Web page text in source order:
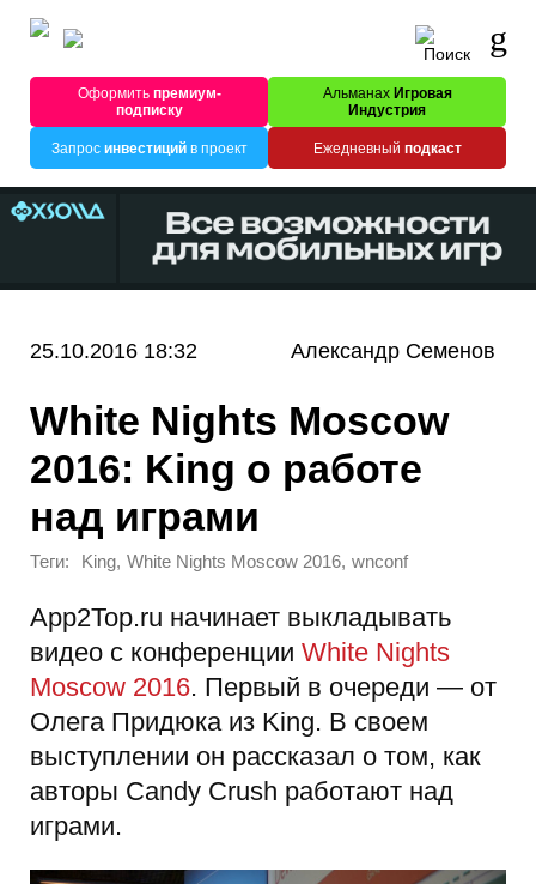
Оформитьпремиум-
подписку
Альманах Игровая
Индустрия
Запрос инвестицийв проект Ежедневный подкаст
25.10.2016 18:32 Александр Семенов
White Nights Moscow
2016: King о работе
над играми
Теги: King, White Nights Moscow 2016, wnconf
App2Top.ru начинает выкладывать
видео с конференции White Nights
Moscow 2016. Первый в очереди — от
Олега Придюка из King. В своем
выступлении он рассказал о том, как
авторы Candy Crush работают над
играми.